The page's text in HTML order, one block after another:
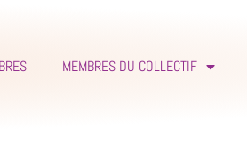
MEMBRES DU COLLECTIF